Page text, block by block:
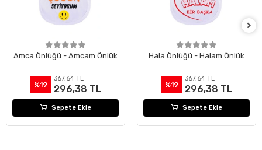
Amca Önlüğü - Amcam Önlük
%19
367,64 TL
296,38 TL
Sepete Ekle
Hala Önlüğü - Halam Önlük
%19
367,64 TL
296,38 TL
Sepete Ekle